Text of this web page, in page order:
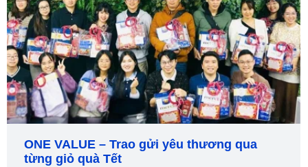
ONE VALUE – Trao gửi yêu thương qua
từng giỏ quà Tết